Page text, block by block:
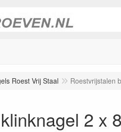
Roest Vrij Staal Roestvrijstalen
2 x